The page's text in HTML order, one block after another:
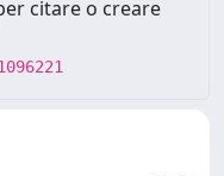
citare o creare